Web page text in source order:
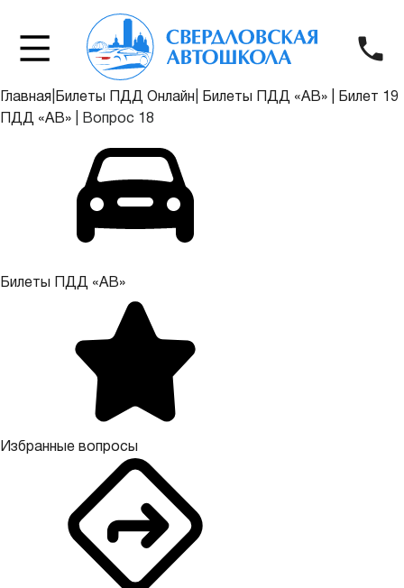
Главная Билеты ПДД Онлайн Билеты ПДД «АВ»
Билет 19
ПДД «АВ»
Вопрос 18
Билеты ПДД «АВ»
Избранные вопросы